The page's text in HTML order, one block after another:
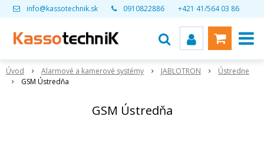
info@kassotechnik.sk 0910822886 +421 41/564 03 86
Úvod Alarmové a kamerové systémy JABLOTRON
Ústredne
GSM Ústredňa
GSM Ústredňa